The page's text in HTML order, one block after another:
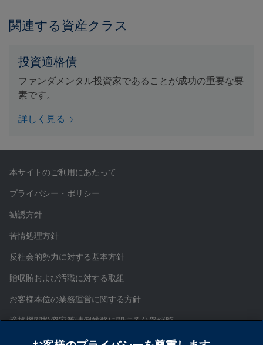
関連する資産クラス
投資適格債
ファンダメンタル投資家であることが成功の重要な要
素です。
詳しく見る
本サイトのご利用にあたって
プライバシー・ポリシー
勧誘方針
苦情処理方針
反社会的勢力に対する基本方針
贈収賄および汚職に対する取組
お客様本位の業務運営に関する方針
適格機関投資家等特例業務に関する公衆縦覧
証券取引等監視委員会情報提供窓口